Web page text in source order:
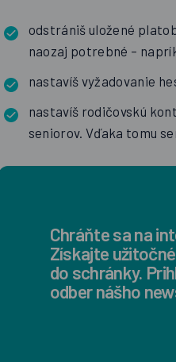
odstrániš uložené
naozaj potrebné –
nastavíš vyžadovanie
nastavíš rodičovskú
seniorov. Vďaka tomu
Chráňte sa na
Získajte
do schránky.
odber nášho